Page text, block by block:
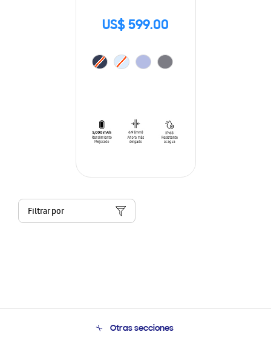
US$ 599.00
Filtrar por
Otras secciones